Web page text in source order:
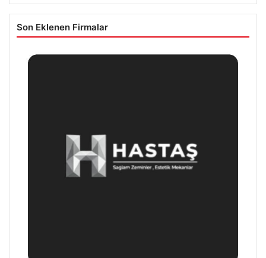
Son Eklenen Firmalar